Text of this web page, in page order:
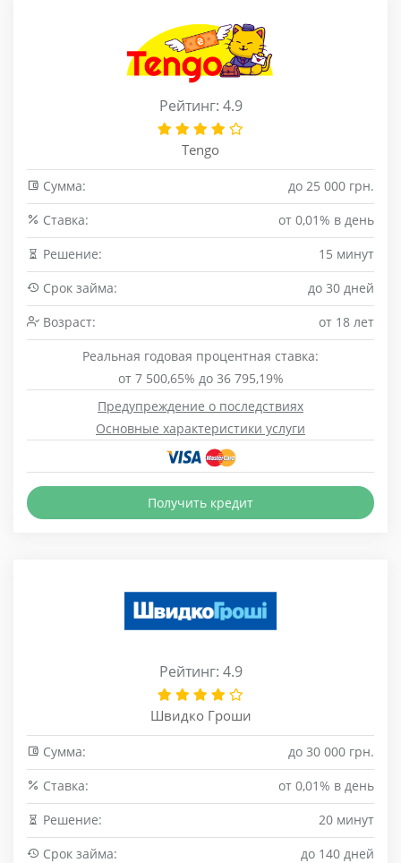
Рейтинг: 4.9
Tengo
Сумма:
до 25 000 грн.
Cтавка:
от 0,01% в день
Решение:
15 минут
Срок займа:
до 30 дней
Возраст:
от 18 лет
Реальная годовая процентная ставка:
от 7 500,65% до 36 795,19%
Предупреждение о последствиях
Основные характеристики услуги
Получить кредит
Рейтинг: 4.9
Швидко Гроши
Сумма:
до 30 000 грн.
Cтавка:
от 0,01% в день
Решение:
20 минут
Срок займа:
до 140 дней